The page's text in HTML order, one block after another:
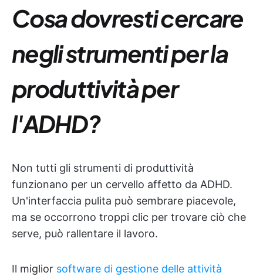
Cosa dovresti cercare
negli strumenti per la
produttività per
l'ADHD?
Non tutti gli strumenti di produttività
funzionano per un cervello affetto da ADHD.
Un'interfaccia pulita può sembrare piacevole,
ma se occorrono troppi clic per trovare ciò che
serve, può rallentare il lavoro.
Il miglior software di gestione delle attività